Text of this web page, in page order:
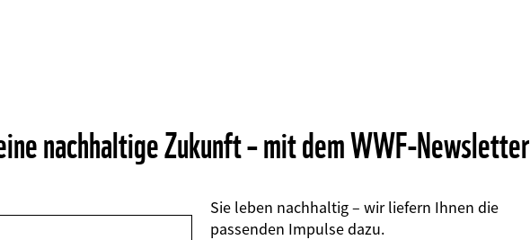
nachhaltige Zukunft – mit dem WWF-Newsletter
FIELDSET
Sie leben nachhaltig – wir liefern Ihnen die
passenden Impulse dazu.